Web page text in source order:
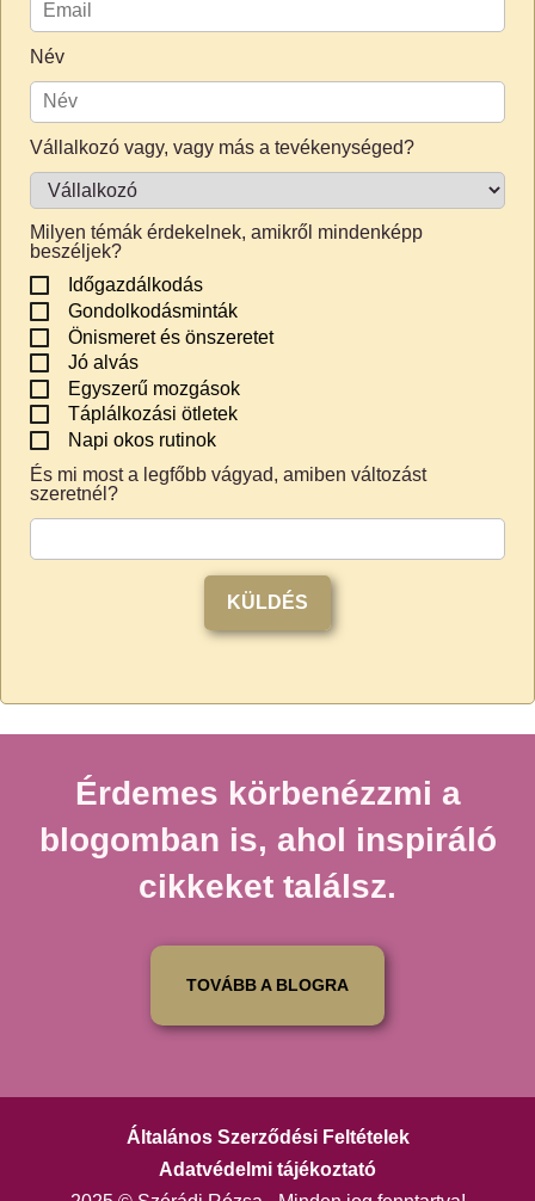
Név
Vállalkozó vagy, vagy más a tevékenységed?
Milyen témák érdekelnek, amikről mindenképp
beszéljek?
Időgazdálkodás
Gondolkodásminták
Önismeret és önszeretet
Jó alvás
Egyszerű mozgások
Táplálkozási ötletek
Napi okos rutinok
És mi most a legfőbb vágyad, amiben változást
szeretnél?
KÜLDÉS
Érdemes körbenézzmi a
blogomban is, ahol inspiráló
cikkeket találsz.
TOVÁBB A BLOGRA
Adatvédelmi tájékoztató
Általános Szerződési Feltételek